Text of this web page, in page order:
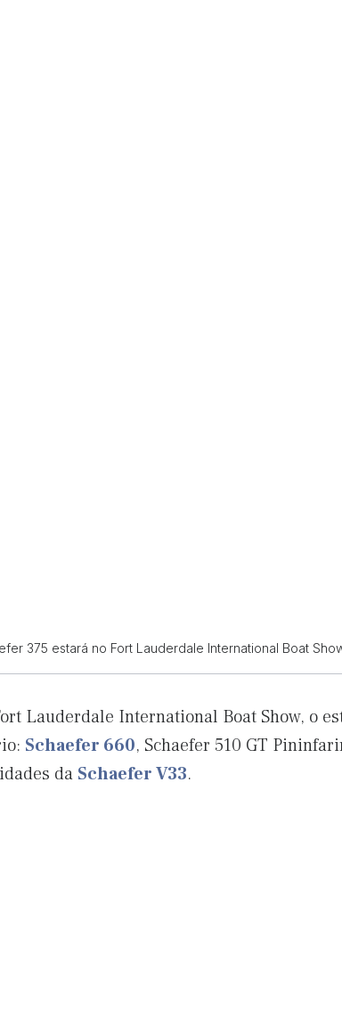
375 estará no Fort Lauderdale International Boat
Lauderdale International Boat Show, o
Schaefer 660, Schaefer 510 GT
da Schaefer V33.